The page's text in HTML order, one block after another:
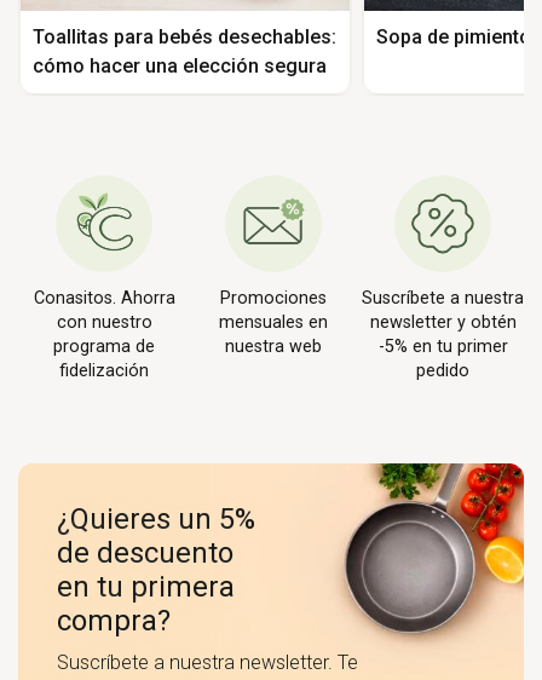
Toallitas para bebés desechables:
cómo hacer una elección segura
Sopa de
Conasitos. Ahorra
con nuestro
programa de
fidelización
Promociones
mensuales en
nuestra web
Suscríbete a nuestra
newsletter y obtén
-5% en tu primer
pedido
¿Quieres un 5%
de descuento
en tu primera
compra?
Suscríbete a nuestra newsletter. Te